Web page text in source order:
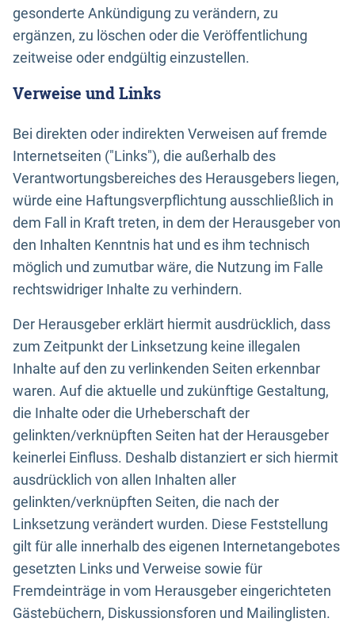
gesonderte Ankündigung zu verändern, zu
ergänzen, zu löschen oder die Veröffentlichung
zeitweise oder endgültig einzustellen.
Verweise und Links
Bei direkten oder indirekten Verweisen auf fremde
Internetseiten ("Links"), die außerhalb des
Verantwortungsbereiches des Herausgebers liegen,
würde eine Haftungsverpflichtung ausschließlich in
dem Fall in Kraft treten, in dem der Herausgeber von
den Inhalten Kenntnis hat und es ihm technisch
möglich und zumutbar wäre, die Nutzung im Falle
rechtswidriger Inhalte zu verhindern.
Der Herausgeber erklärt hiermit ausdrücklich, dass
zum Zeitpunkt der Linksetzung keine illegalen
Inhalte auf den zu verlinkenden Seiten erkennbar
waren. Auf die aktuelle und zukünftige Gestaltung,
die Inhalte oder die Urheberschaft der
gelinkten/verknüpften Seiten hat der Herausgeber
keinerlei Einfluss. Deshalb distanziert er sich hiermit
ausdrücklich von allen Inhalten aller
gelinkten/verknüpften Seiten, die nach der
Linksetzung verändert wurden. Diese Feststellung
gilt für alle innerhalb des eigenen Internetangebotes
gesetzten Links und Verweise sowie für
Fremdeinträge in vom Herausgeber eingerichteten
Gästebüchern, Diskussionsforen und Mailinglisten.